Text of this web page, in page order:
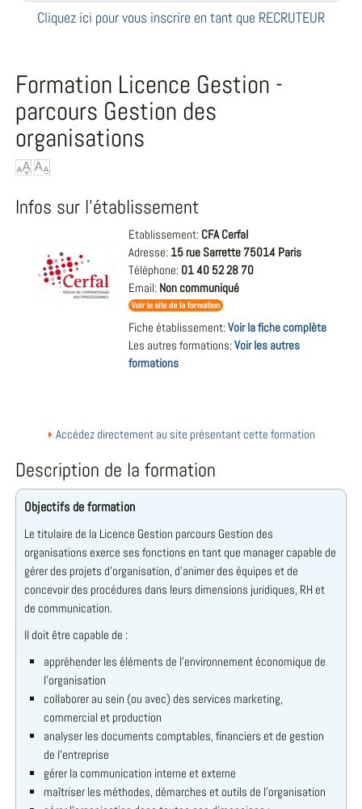
Cliquez ici pour vous inscrire en tant que RECRUTEUR
Formation Licence Gestion -
parcours Gestion des
organisations
Infos sur l'établissement
Etablissement: CFA Cerfal
Adresse: 15 rue Sarrette 75014 Paris
Téléphone: 01 40 52 28 70
Email: Non communiqué
Fiche établissement:Voir la fiche complète
Les autres formations:Voir les autres
formations
Accédez directement au site présentant cette formation
Description de la formation
Objectifs de formation
Le titulaire de la Licence Gestion parcours Gestion des
organisations exerce ses fonctions en tant que manager capable de
gérer des projets d’organisation, d’animer des équipes et de
concevoir des procédures dans leurs dimensions juridiques, RH et
de communication.
Il doit être capable de :
appréhender les éléments de l’environnement économique de
l’organisation
collaborer au sein (ou avec) des services marketing,
commercial et production
analyser les documents comptables, financiers et de gestion
de l’entreprise
gérer la communication interne et externe
maîtriser les méthodes, démarches et outils de l’organisation